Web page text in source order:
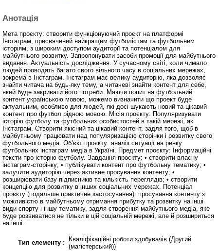
Анотація
Мета проєкту: створити функціонуючий проєкт на платформі
Інстаграм, присвячений найкращим футболістам та футбольним
історіям, з широким доступом аудиторії та потенціалом для
майбутнього розвитку. Запропонувати засоби промоції для майбутнього
видання. Актуальність дослідження. У сучасному світі, коли чимало
людей проводять багато свого вільного часу в соціальних мережах,
зокрема в Інстаграм. Інстаграм має велику аудиторію, яка дозволяє
знайти читача на будь-яку тему, а читачеві знайти контент для себе,
який буде закривати його потреби. Маючи попит на футбольний
контент українською мовою, можемо визначити що проект буде
актуальним, особливо для людей, які досі шукають новий та цікавий
контент про футбол рідною мовою. Місія проєкту: Популяризувати
історію футболу та футбольних особистостей в такій мережі, як
Інстаграм. Створити якісний та цікавий контент, задля того, щоб в
майбутньому працювати над популяризацією сторінки і розвитку свого
футбольного медіа. Об’єкт проєкту: аналіз ситуації на ринку
футбольних інстаграм медіа в Україні. Предмет проєкту: Інформаційні
тексти про історію футболу. Завдання проєкту: • створити власну
інстаграм-сторінку; • публікувати контент про футбольну тематику; •
залучити аудиторію через активне просування контенту; •
розширювати базу підписників та кількість переглядів; • створити
концепцію для розвитку в інших соціальних мережах. Потенціал
проєкту (подальше практичне застосування): просування контенту з
можливістю в майбутньому отримання прибутку та розвитку на інші
види спорту і іншу тематику, задля створення майбутнього медіа, яке
буде розвиватися не тільки в цій соціальній мережі, але й розшириться
на інші.
Тип елементу :
Кваліфікаційні роботи здобувачів (Другий
(магістерський))